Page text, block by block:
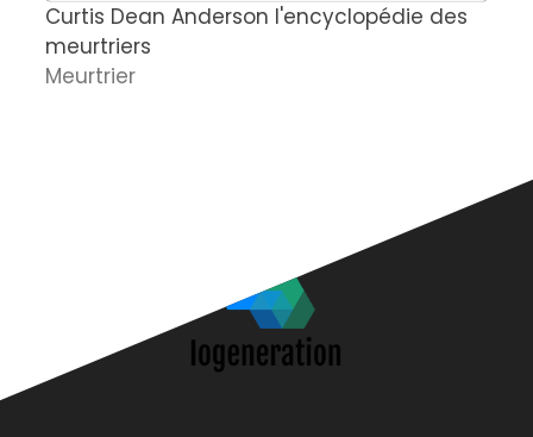
Curtis Dean Anderson l'encyclopédie des
meurtriers
Meurtrier